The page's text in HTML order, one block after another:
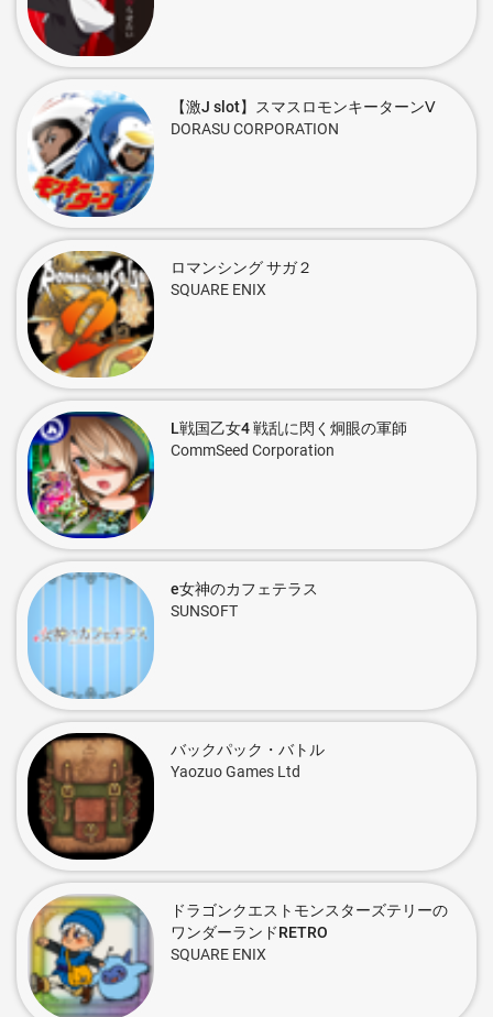
【激J slot】スマスロモンキーターンⅤ
DORASU CORPORATION
ロマンシング サガ２
SQUARE ENIX
L戦国乙女4 戦乱に閃く炯眼の軍師
CommSeed Corporation
e女神のカフェテラス
SUNSOFT
バックパック・バトル
Yaozuo Games Ltd
ドラゴンクエストモンスターズテリーの
ワンダーランドRETRO
SQUARE ENIX